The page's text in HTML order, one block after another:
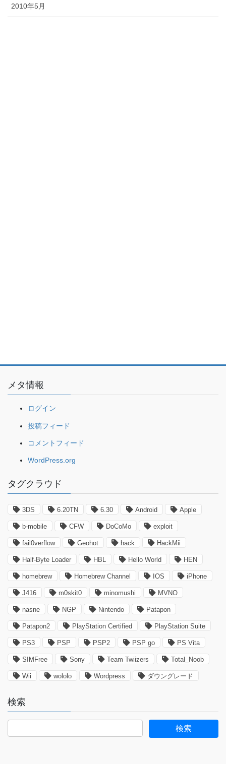
2010年5月
メタ情報
ログイン
投稿フィード
コメントフィード
WordPress.org
タグクラウド
3DS 6.20TN 6.30 Android Apple
b-mobile CFW DoCoMo exploit
fail0verflow Geohot hack HackMii
Half-Byte Loader HBL Hello World HEN
homebrew Homebrew Channel IOS iPhone
J416 m0skit0 minomushi MVNO
nasne NGP Nintendo Patapon
Patapon2 PlayStation Certified PlayStation Suite
PS3 PSP PSP2 PSP go PS Vita
SIMFree Sony Team Twiizers Total_Noob
Wii wololo Wordpress ダウングレード
検索